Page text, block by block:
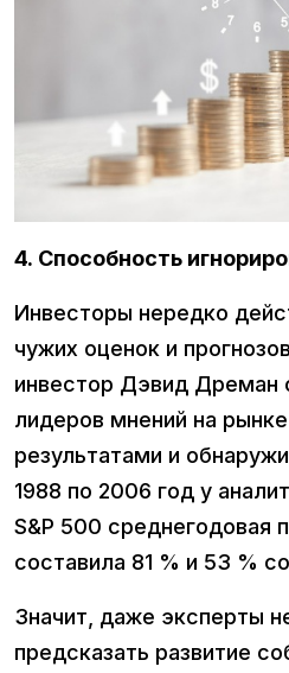
4. Способность
Инвесторы нередко
чужих оценок и
инвестор Дэвид Дреман
лидеров мнений на
результатами и
1988 по 2006 год у
S&P 500 среднегодовая
составила 81 % и 53 %
Значит, даже эксперты
предсказать развитие